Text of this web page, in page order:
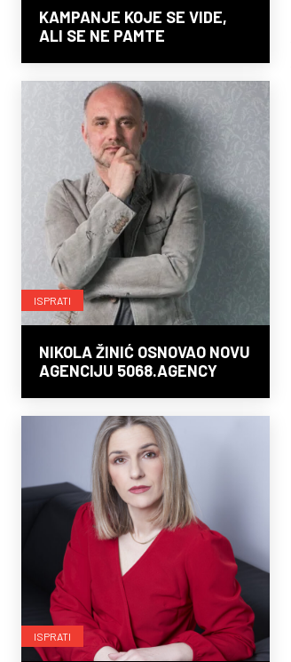
KAMPANJE KOJE SE VIDE,
ALI SE NE PAMTE
ISPRATI
NIKOLA ŽINIĆ OSNOVAO NOVU
AGENCIJU 5068.AGENCY
ISPRATI